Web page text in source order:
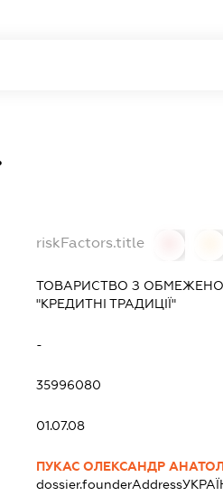
riskFactors.title
ТОВАРИСТВО З
"КРЕДИТНІ ТРАДИЦІЇ"
-
35996080
01.07.08
ПУКАС ОЛЕКСАНДР
dossier.founderAddress